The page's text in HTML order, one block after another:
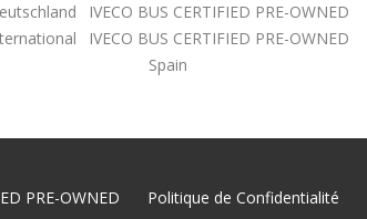
IVECO BUS CERTIFIED PRE-OWNED
IVECO BUS CERTIFIED PRE-OWNED
Spain
PRE-OWNED Politique de Confidentialité